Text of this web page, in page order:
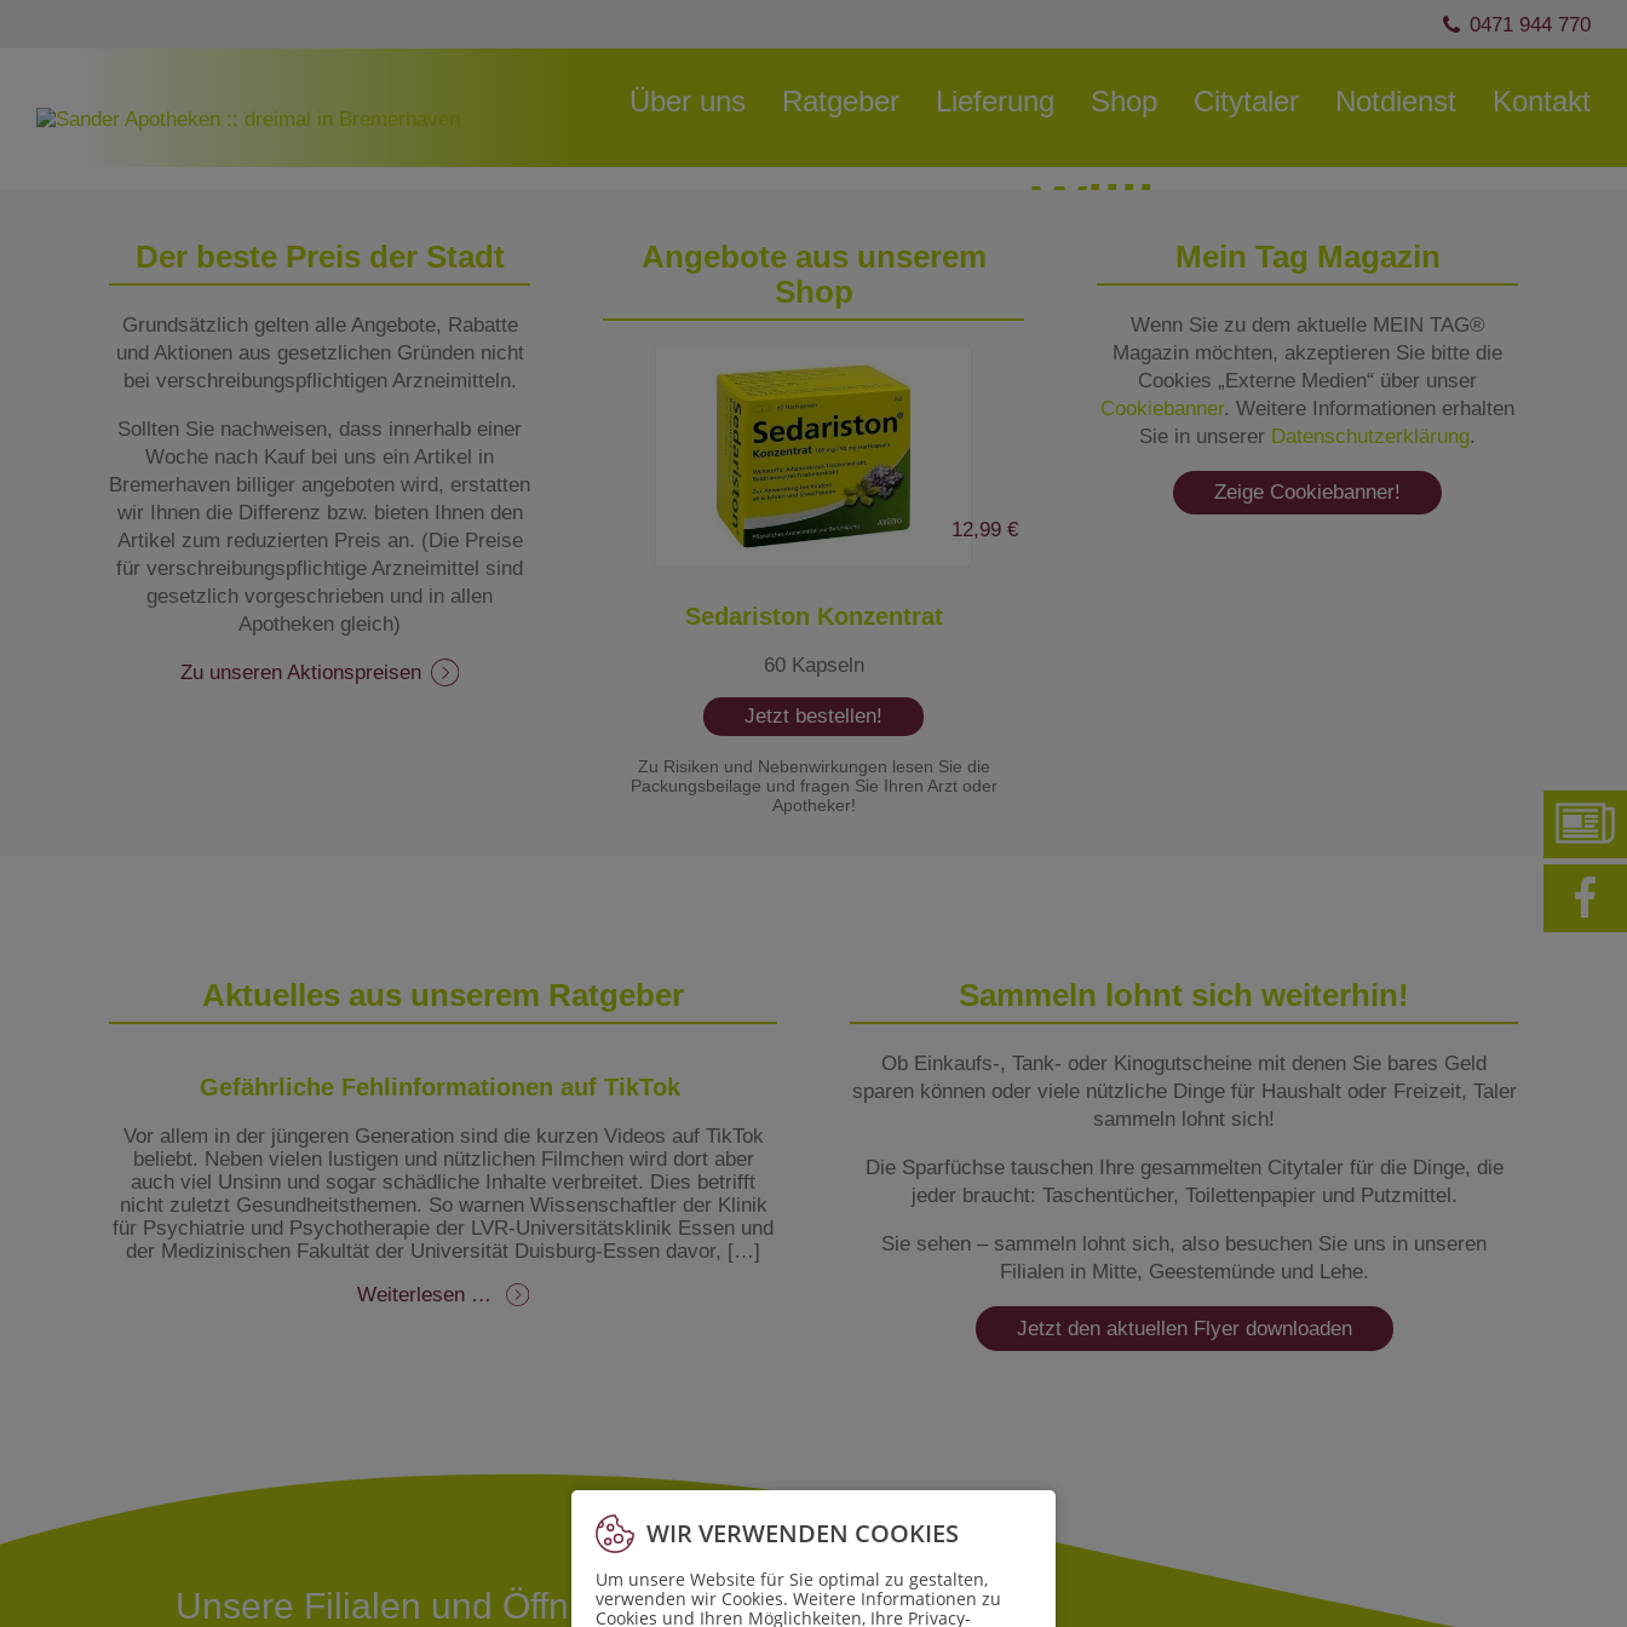
0471 944 770
Navigation
überspringen
Über uns Ratgeber Lieferung Shop Citytaler Notdienst Kontakt
Willkommen
bei Ihrer Sander Apotheke!
Der beste Preis der Stadt
Grundsätzlich gelten alle Angebote, Rabatte
und Aktionen aus gesetzlichen Gründen nicht
bei verschreibungspflichtigen Arzneimitteln.
Sollten Sie nachweisen, dass innerhalb einer
Woche nach Kauf bei uns ein Artikel in
Bremerhaven billiger angeboten wird, erstatten
wir Ihnen die Differenz bzw. bieten Ihnen den
Artikel zum reduzierten Preis an. (Die Preise
für verschreibungspflichtige Arzneimittel sind
gesetzlich vorgeschrieben und in allen
Apotheken gleich)
Zu unseren Aktionspreisen
Angebote aus unserem
Shop
12,99 €
Sedariston Konzentrat
60 Kapseln
Jetzt bestellen!
Zu Risiken und Nebenwirkungen lesen Sie die
Packungsbeilage und fragen Sie Ihren Arzt oder
Apotheker!
Mein Tag Magazin
Wenn Sie zu dem aktuelle MEIN TAG®
Magazin möchten, akzeptieren Sie bitte die
Cookies „Externe Medien“ über unser
Cookiebanner. Weitere Informationen erhalten
Sie in unserer Datenschutzerklärung.
Zeige Cookiebanner!
Aktuelles aus unserem Ratgeber
Gefährliche Fehlinformationen auf TikTok
Vor allem in der jüngeren Generation sind die kurzen Videos auf TikTok
beliebt. Neben vielen lustigen und nützlichen Filmchen wird dort aber
auch viel Unsinn und sogar schädliche Inhalte verbreitet. Dies betrifft
nicht zuletzt Gesundheitsthemen. So warnen Wissenschaftler der Klinik
für Psychiatrie und Psychotherapie der LVR-Universitätsklinik Essen und
der Medizinischen Fakultät der Universität Duisburg-Essen davor, […]
Weiterlesen … Gefährliche
Sammeln lohnt sich weiterhin!
Ob Einkaufs-, Tank- oder Kinogutscheine mit denen Sie bares Geld
sparen können oder viele nützliche Dinge für Haushalt oder Freizeit, Taler
sammeln lohnt sich!
Die Sparfüchse tauschen Ihre gesammelten Citytaler für die Dinge, die
jeder braucht: Taschentücher, Toilettenpapier und Putzmittel.
Sie sehen – sammeln lohnt sich, also besuchen Sie uns in unseren
Filialen in Mitte, Geestemünde und Lehe.
Jetzt den aktuellen Flyer downloaden
Unsere Filialen und Öffnungszeiten
WIR VERWENDEN COOKIES
Um unsere Website für Sie optimal zu gestalten,
verwenden wir Cookies. Weitere Informationen zu
Cookies und Ihren Möglichkeiten, Ihre Privacy-